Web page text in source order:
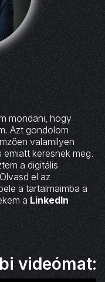
mondani, hogy
Azt gondolom
valamilyen
keresnek meg.
a digitális
el az
a tartalmaimba a
a LinkedIn
videómat: